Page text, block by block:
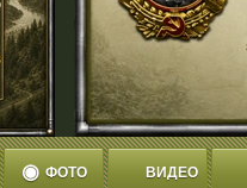
◉ ФОТО ВИДЕО